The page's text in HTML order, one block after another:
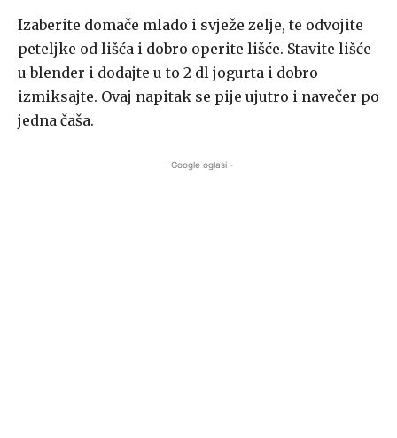
Izaberite domače mlado i svježe zelje, te odvojite
peteljke od lišća i dobro operite lišće. Stavite lišće
u blender i dodajte u to 2 dl jogurta i dobro
izmiksajte. Ovaj napitak se pije ujutro i navečer po
jedna čaša.
- Google oglasi -